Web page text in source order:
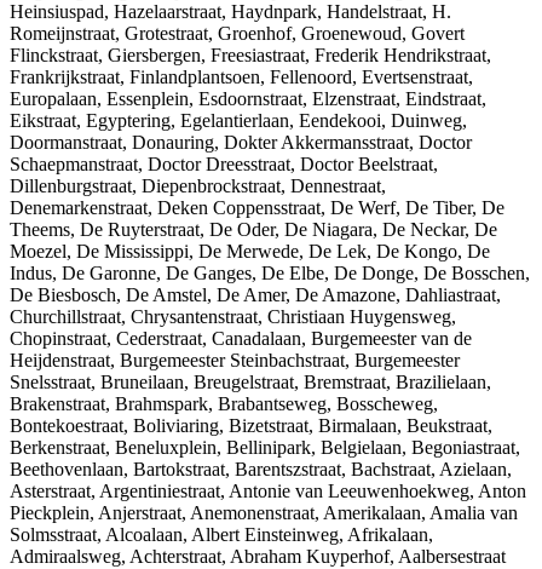
Heinsiuspad, Hazelaarstraat, Haydnpark, Handelstraat, H.
Romeijnstraat, Grotestraat, Groenhof, Groenewoud, Govert
Flinckstraat, Giersbergen, Freesiastraat, Frederik Hendrikstraat,
Frankrijkstraat, Finlandplantsoen, Fellenoord, Evertsenstraat,
Europalaan, Essenplein, Esdoornstraat, Elzenstraat, Eindstraat,
Eikstraat, Egyptering, Egelantierlaan, Eendekooi, Duinweg,
Doormanstraat, Donauring, Dokter Akkermansstraat, Doctor
Schaepmanstraat, Doctor Dreesstraat, Doctor Beelstraat,
Dillenburgstraat, Diepenbrockstraat, Dennestraat,
Denemarkenstraat, Deken Coppensstraat, De Werf, De Tiber, De
Theems, De Ruyterstraat, De Oder, De Niagara, De Neckar, De
Moezel, De Mississippi, De Merwede, De Lek, De Kongo, De
Indus, De Garonne, De Ganges, De Elbe, De Donge, De Bosschen,
De Biesbosch, De Amstel, De Amer, De Amazone, Dahliastraat,
Churchillstraat, Chrysantenstraat, Christiaan Huygensweg,
Chopinstraat, Cederstraat, Canadalaan, Burgemeester van de
Heijdenstraat, Burgemeester Steinbachstraat, Burgemeester
Snelsstraat, Bruneilaan, Breugelstraat, Bremstraat, Brazilielaan,
Brakenstraat, Brahmspark, Brabantseweg, Bosscheweg,
Bontekoestraat, Boliviaring, Bizetstraat, Birmalaan, Beukstraat,
Berkenstraat, Beneluxplein, Bellinipark, Belgielaan, Begoniastraat,
Beethovenlaan, Bartokstraat, Barentszstraat, Bachstraat, Azielaan,
Asterstraat, Argentiniestraat, Antonie van Leeuwenhoekweg, Anton
Pieckplein, Anjerstraat, Anemonenstraat, Amerikalaan, Amalia van
Solmsstraat, Alcoalaan, Albert Einsteinweg, Afrikalaan,
Admiraalsweg, Achterstraat, Abraham Kuyperhof, Aalbersestraat